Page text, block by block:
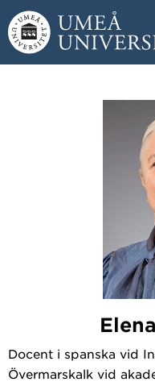
Hoppa direkt till
Docent i spanska vid
Övermarskalk vid